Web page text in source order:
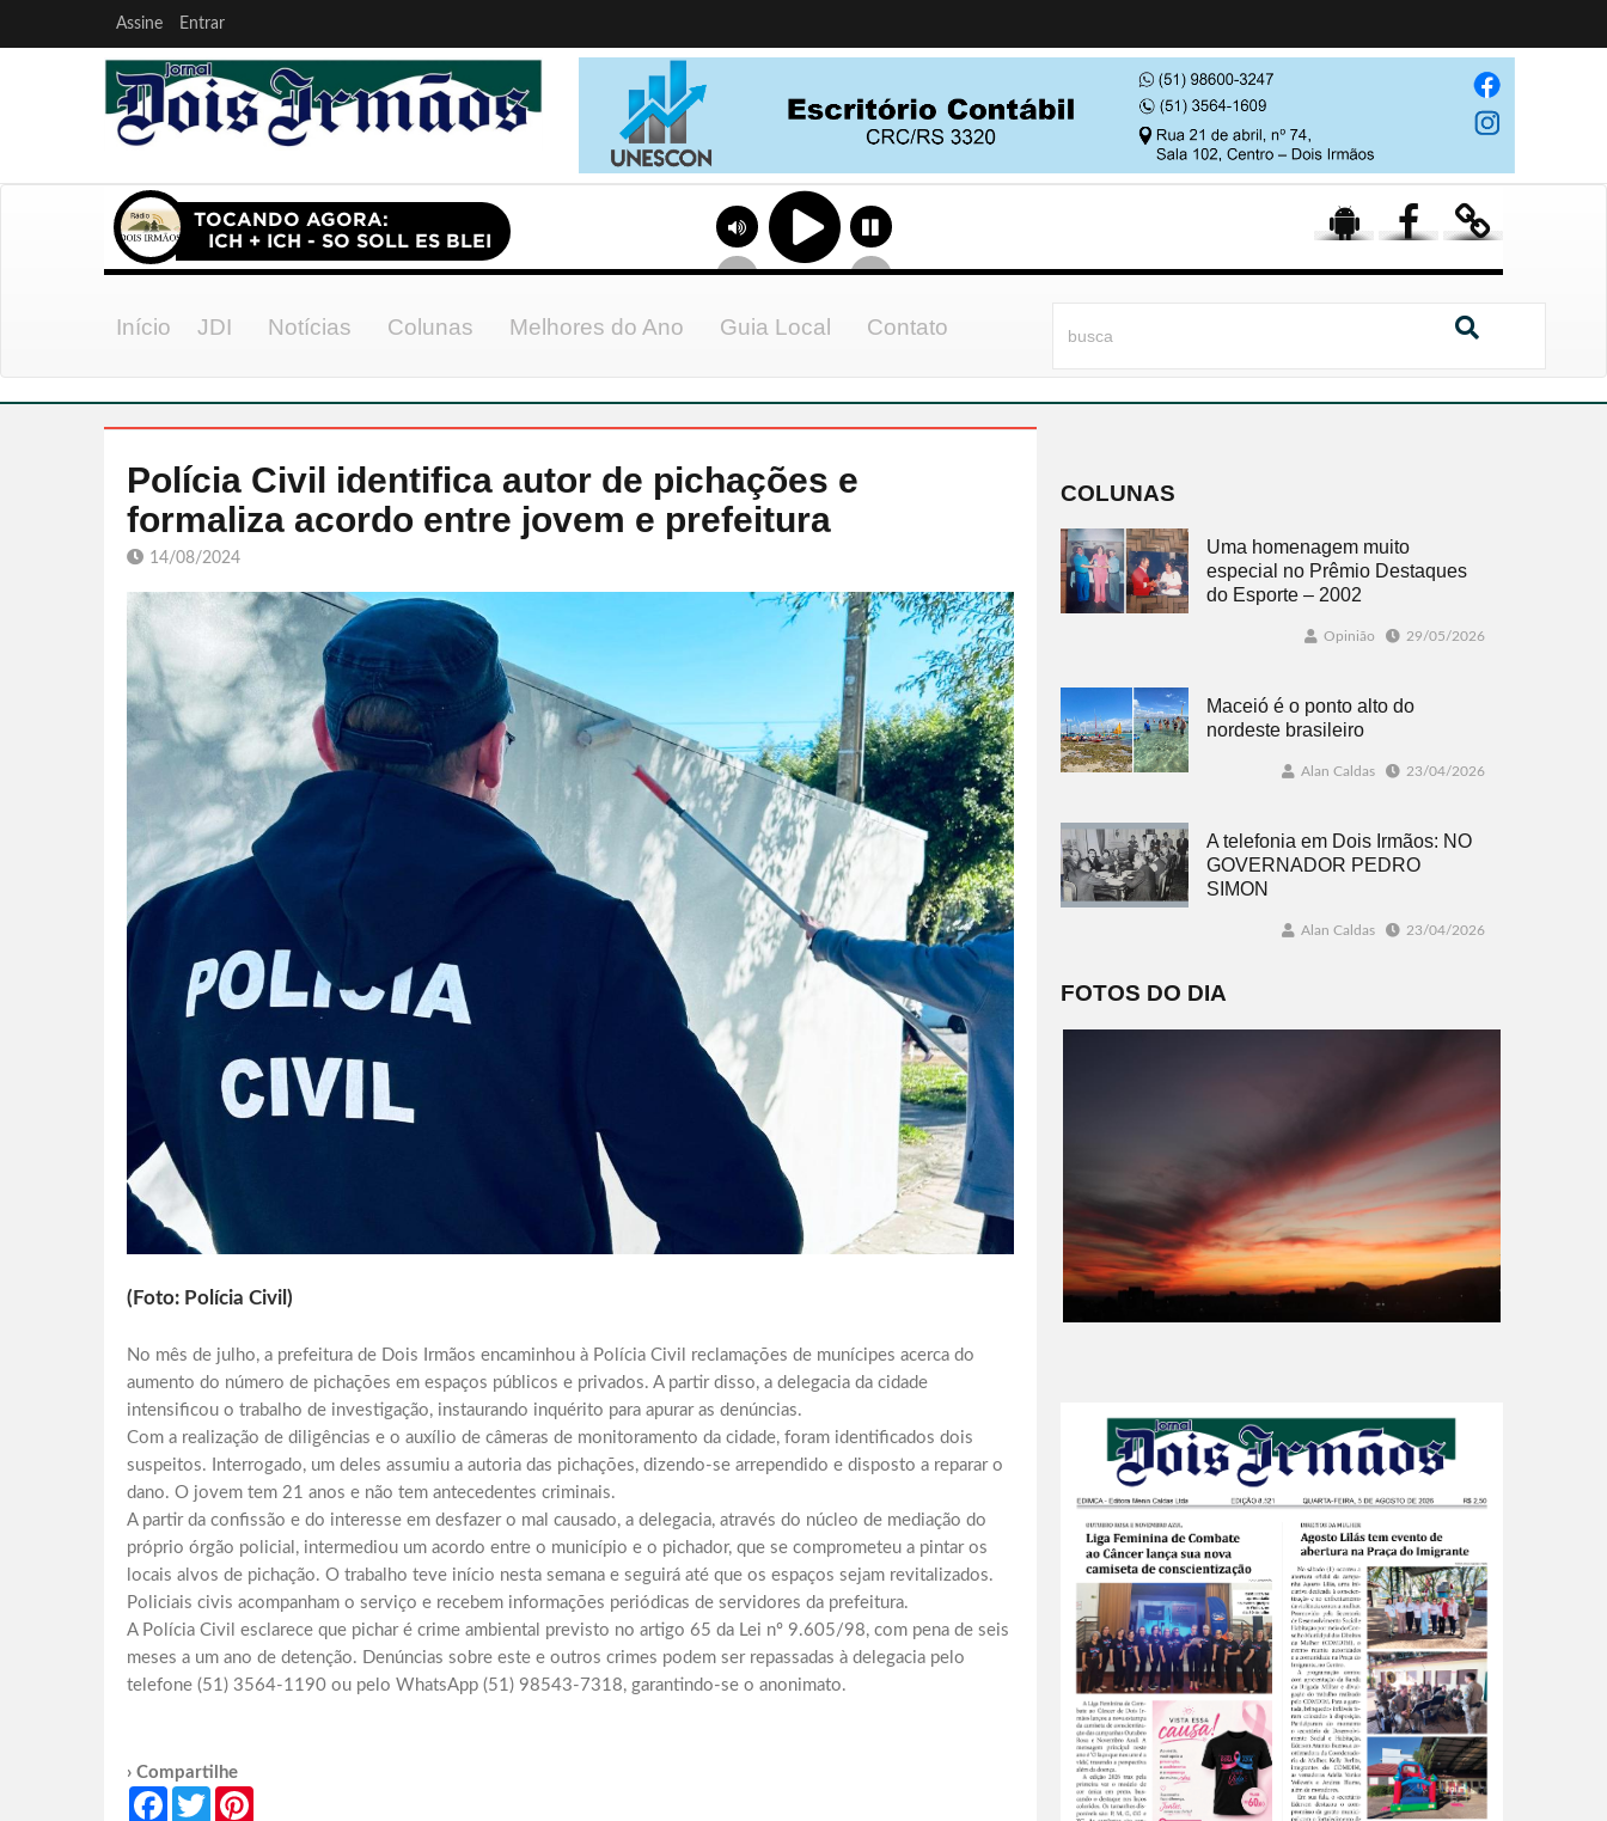
Assine Entrar
Início JDI Notícias Colunas Melhores do Ano Guia Local Contato
Polícia Civil identifica autor de pichações e
formaliza acordo entre jovem e prefeitura
14/08/2024
(Foto: Polícia Civil)
No mês de julho, a prefeitura de Dois Irmãos encaminhou à Polícia Civil reclamações de munícipes acerca do
aumento do número de pichações em espaços públicos e privados. A partir disso, a delegacia da cidade
intensificou o trabalho de investigação, instaurando inquérito para apurar as denúncias.
Com a realização de diligências e o auxílio de câmeras de monitoramento da cidade, foram identificados dois
suspeitos. Interrogado, um deles assumiu a autoria das pichações, dizendo-se arrependido e disposto a reparar o
dano. O jovem tem 21 anos e não tem antecedentes criminais.
A partir da confissão e do interesse em desfazer o mal causado, a delegacia, através do núcleo de mediação do
próprio órgão policial, intermediou um acordo entre o município e o pichador, que se comprometeu a pintar os
locais alvos de pichação. O trabalho teve início nesta semana e seguirá até que os espaços sejam revitalizados.
Policiais civis acompanham o serviço e recebem informações periódicas de servidores da prefeitura.
A Polícia Civil esclarece que pichar é crime ambiental previsto no artigo 65 da Lei nº 9.605/98, com pena de seis
meses a um ano de detenção. Denúncias sobre este e outros crimes podem ser repassadas à delegacia pelo
telefone (51) 3564-1190 ou pelo WhatsApp (51) 98543-7318, garantindo-se o anonimato.
› Compartilhe
Facebook
Twitter
COLUNAS
Uma homenagem muito
especial no Prêmio Destaques
do Esporte – 2002
Opinião 29/05/2026
Maceió é o ponto alto do
nordeste brasileiro
Alan Caldas 23/04/2026
A telefonia em Dois Irmãos: NO
GOVERNADOR PEDRO
SIMON
Alan Caldas 23/04/2026
FOTOS DO DIA